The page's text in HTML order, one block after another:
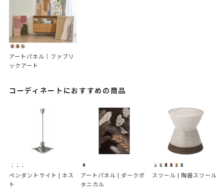
アートパネル｜ファブリ
ックアート
コーディネートにおすすめの商品
ペンダントライト | ネス
ト
アートパネル | ダークボ
タニカル
スツール | 陶器スツール